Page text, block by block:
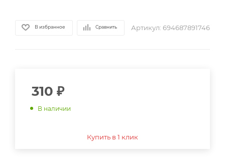
В избранное Сравнить Артикул: 694687891746
310 ₽
В наличии
Купить в 1 клик